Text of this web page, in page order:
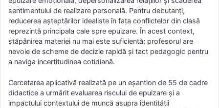
sentimentului de realizare personală. Pentru debutanți,
reducerea așteptărilor idealiste în fața conflictelor din clasă
reprezintă principala cale spre epuizare. În acest context,
stăpânirea materiei nu mai este suficientă; profesorul are
nevoie de scheme de decizie rapidă și tact pedagogic pentru
a naviga incertitudinea cotidiană.
Cercetarea aplicativă realizată pe un eșantion de 55 de cadre
didactice a urmărit evaluarea riscului de epuizare și a
impactului contextului de muncă asupra identității